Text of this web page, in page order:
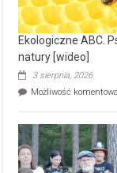
Ekologiczne ABC.
natury [wideo]
3 sierpnia, 2026
Możliwość